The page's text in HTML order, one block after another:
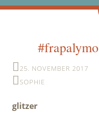
25. NOVEMBER 2017
SOPHIE
glitzer